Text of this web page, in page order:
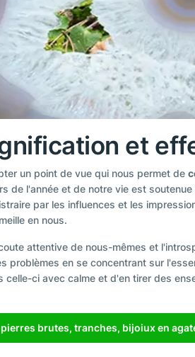
et
un point de vue qui nous permet de
de l'année et de notre vie est
par les influences et les
en nous.
attentive de nous-mêmes et
problèmes en se concentrant sur
celle-ci avec calme et d'en tirer des
brutes, tranches, bijoiux en